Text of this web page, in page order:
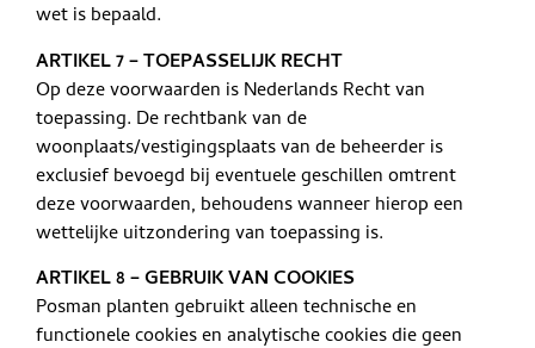
wet is bepaald.
ARTIKEL 7 – TOEPASSELIJK RECHT
Op deze voorwaarden is Nederlands Recht van
toepassing. De rechtbank van de
woonplaats/vestigingsplaats van de beheerder is
exclusief bevoegd bij eventuele geschillen omtrent
deze voorwaarden, behoudens wanneer hierop een
wettelijke uitzondering van toepassing is.
ARTIKEL 8 – GEBRUIK VAN COOKIES
Posman planten gebruikt alleen technische en
functionele cookies en analytische cookies die geen